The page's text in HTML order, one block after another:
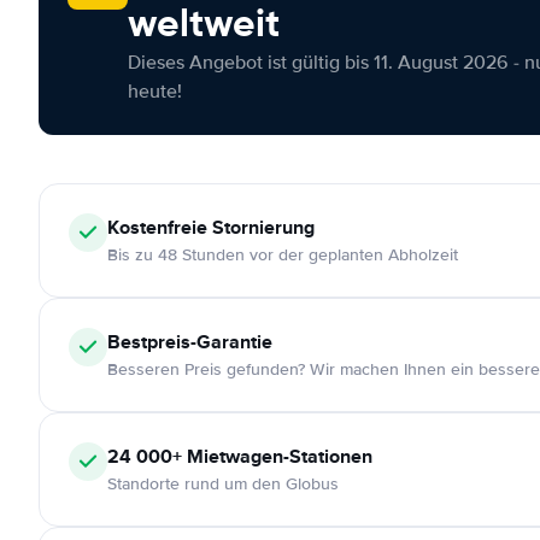
weltweit
Dieses Angebot ist gültig bis 11. August 2026 -
heute!
KostenfreieStornierung
Bis zu 48 Stunden vor der geplanten Abholzeit
Bestpreis-Garantie
Besseren Preis gefunden? Wir machen Ihnen ein
24 000+ Mietwagen-Stationen
Standorte rund um den Globus